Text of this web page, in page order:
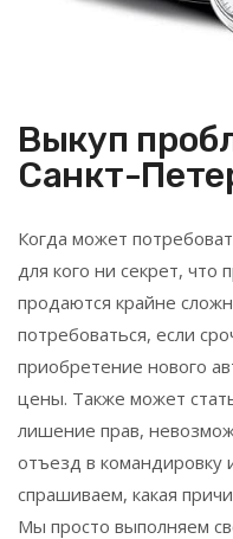
Выкуп
Санкт-
Когда может
для кого ни секрет,
продаются крайне
потребоваться, если
приобретение нового
цены. Также может
лишение прав,
отъезд в
спрашиваем, какая
Мы просто выполняем